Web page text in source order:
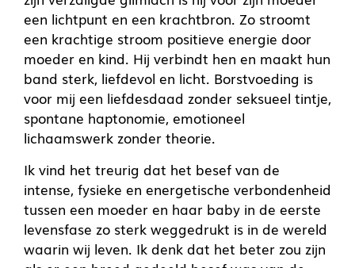
een lichtpunt en een krachtbron. Zo stroomt
een krachtige stroom positieve energie door
moeder en kind. Hij verbindt hen en maakt hun
band sterk, liefdevol en licht. Borstvoeding is
voor mij een liefdesdaad zonder seksueel tintje,
spontane haptonomie, emotioneel
lichaamswerk zonder theorie.
Ik vind het treurig dat het besef van de
intense, fysieke en energetische verbondenheid
tussen een moeder en haar baby in de eerste
levensfase zo sterk weggedrukt is in de wereld
waarin wij leven. Ik denk dat het beter zou zijn